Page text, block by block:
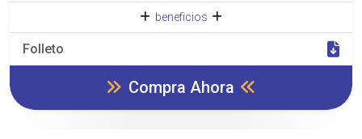
beneficios
Folleto
Compra Ahora